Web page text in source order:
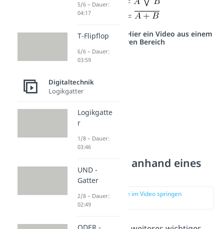
Studyflix vernetzt: Hier ein Video aus einem
anderen Bereich
NICHT-Gatter anhand eines
NAND-Gatter
zur Stelle im Video springen
5/6 – Dauer:
04:17
T-Flipflop
6/6 – Dauer:
03:59
Digitaltechnik
Logikgatter
Logikgatte
r
1/8 – Dauer:
03:46
UND -
Gatter
2/8 – Dauer:
02:49